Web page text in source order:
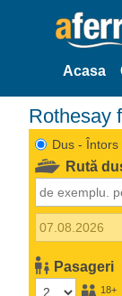
Acasa
Dus - Întors
Rută
Pasageri
18+